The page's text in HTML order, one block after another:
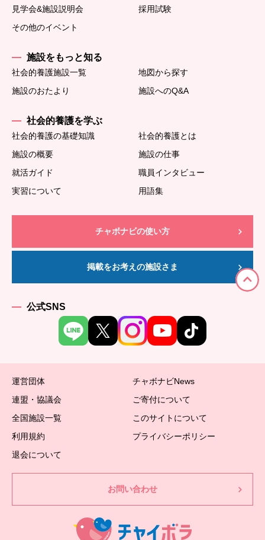
見学会&施設説明会
採用試験
その他のイベント
施設をもっと知る
社会的養護施設一覧
地図から探す
施設のおたより
施設へのQ&A
社会的養護を学ぶ
社会的養護の基礎知識
社会的養護とは
施設の概要
施設の仕事
就活ガイド
職員インタビュー
実習について
用語集
チャボナビの使い方
掲載をお考えの施設さま
公式SNS
運営団体
チャボナビNews
連盟・協議会
ご寄付について
全国施設一覧
このサイトについて
利用規約
プライバシーポリシー
退会について
お問い合わせ